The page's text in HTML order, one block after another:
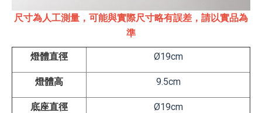
尺寸為人工測量，可能與實際尺寸略有誤差，請以實品為
準
燈體直徑 Ø19cm
燈體高 9.5cm
底座直徑 Ø19cm